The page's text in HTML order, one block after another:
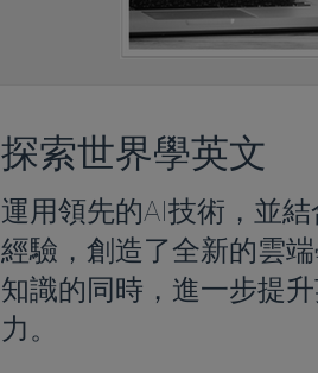
探索世界學英文
運用領先的AI技術，並
經驗，創造了全新的雲
知識的同時，進一步提
力。